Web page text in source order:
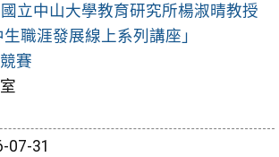
國立中山大學教育研究所楊淑晴教授
職涯發展線上系列講座」
賽
07-31